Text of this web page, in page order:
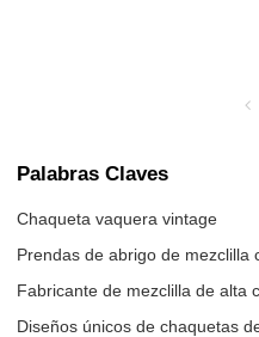
Palabras Claves
Chaqueta vaquera vintage
Prendas de abrigo de mezclilla
Fabricante de mezclilla de alta
Diseños únicos de chaquetas